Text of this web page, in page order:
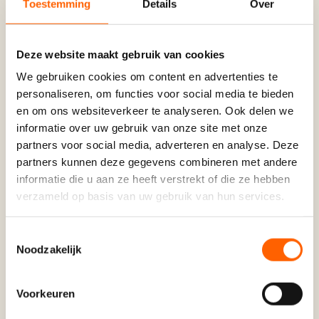
Toestemming Details Over
Deze website maakt gebruik van cookies
We gebruiken cookies om content en advertenties te
personaliseren, om functies voor social media te bieden
en om ons websiteverkeer te analyseren. Ook delen we
informatie over uw gebruik van onze site met onze
partners voor social media, adverteren en analyse. Deze
partners kunnen deze gegevens combineren met andere
informatie die u aan ze heeft verstrekt of die ze hebben
verzameld op basis van uw gebruik van hun services.
Noodzakelijk
Voorkeuren
vrouweninitiatieven. Ze richten zich niet op
ondersteuning, ontwikkeling en groei. Hun
ondertitel zegt het mooi: Mentoring Brainport’s
Talent.
Suzan verwoordde het mooi: ‘We staan naast
elkaar als twee initiatieven met dezelfde
ambitie. Het is inspirerend om te zien hoe
Brainport het programma vormgeeft op een
manier die bij hun regio past met dezelfde
De lancering: een dag vol verbinding
Domusdela in Eindhoven. Met inspirerende